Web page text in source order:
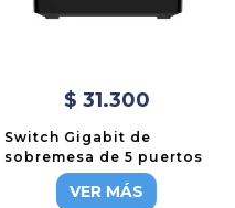
$ 31.300
Switch Gigabit de
sobremesa de 5 puertos
VER MÁS